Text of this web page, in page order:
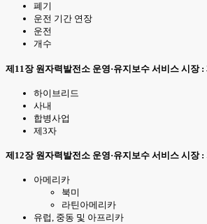
폐기
운전 기간 연장
운전
개수
제11장 원자력발전소 운영·유지보수 서비스 시장 :
하이브리드
사내
합병사업
제3자
제12장 원자력발전소 운영·유지보수 서비스 시장 :
아메리카
북미
라틴아메리카
유럽, 중동 및 아프리카